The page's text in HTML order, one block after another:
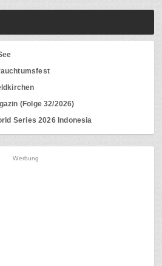
(Folge 32/2026)
Series 2026 Indonesia
Werbung